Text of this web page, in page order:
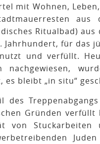
mit Wohnen,
Ritualbad)
Jahrhundert, für das
und verfüllt.
nachgewiesen,
es bleibt „in situ“
Gründen
von